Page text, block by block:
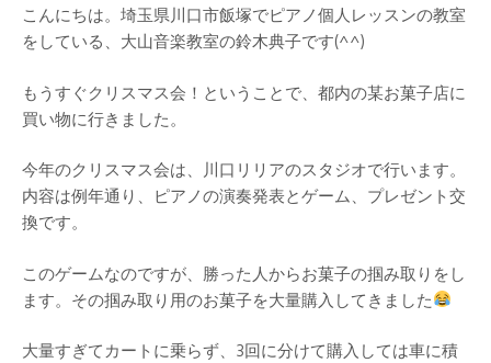
こんにちは。埼玉県川口市飯塚でピアノ個人レッスンの教室
をしている、大山音楽教室の鈴木典子です(^^)
もうすぐクリスマス会！ということで、都内の某お菓子店に
買い物に行きました。
今年のクリスマス会は、川口リリアのスタジオで行います。
内容は例年通り、ピアノの演奏発表とゲーム、プレゼント交
換です。
このゲームなのですが、勝った人からお菓子の掴み取りをし
ます。その掴み取り用のお菓子を大量購入してきました
大量すぎてカートに乗らず、3回に分けて購入しては車に積